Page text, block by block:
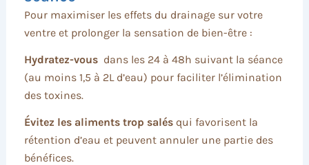
Pour maximiser les effets du drainage sur votre
ventre et prolonger la sensation de bien-être :
Hydratez-vous dans les 24 à 48h suivant la séance
(au moins 1,5 à 2L d’eau) pour faciliter l’élimination
des toxines.
Évitez les aliments trop salésqui favorisent la
rétention d’eau et peuvent annuler une partie des
bénéfices.